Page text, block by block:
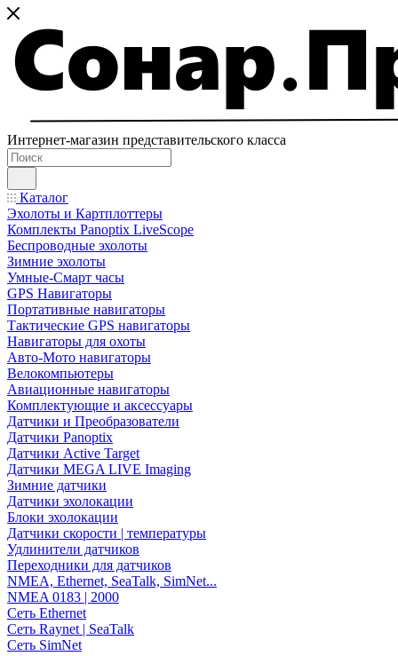
Интернет-магазин представительского класса
Каталог
Эхолоты и Картплоттеры
Комплекты Panoptix LiveScope
Беспроводные эхолоты
Зимние эхолоты
Умные-Смарт часы
GPS Навигаторы
Портативные навигаторы
Тактические GPS навигаторы
Навигаторы для охоты
Авто-Мото навигаторы
Велокомпьютеры
Авиационные навигаторы
Комплектующие и аксессуары
Датчики и Преобразователи
Датчики Panoptix
Датчики Active Target
Датчики MEGA LIVE Imaging
Зимние датчики
Датчики эхолокации
Блоки эхолокации
Датчики скорости | температуры
Удлинители датчиков
Переходники для датчиков
NMEA, Ethernet, SeaTalk, SimNet...
NMEA 0183 | 2000
Сеть Ethernet
Сеть Raynet | SeaTalk
Сеть SimNet